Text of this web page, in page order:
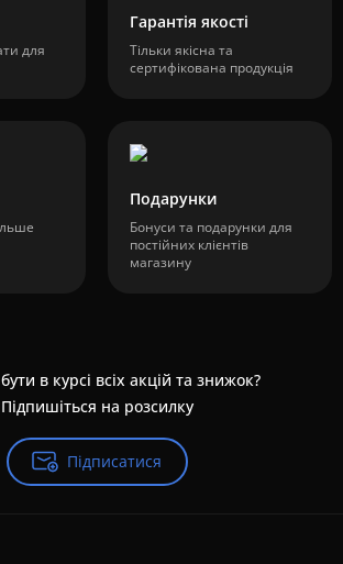
для
Гарантія якості
Тільки якісна та
сертифікована продукція
Подарунки
Бонуси та подарунки для
постійних клієнтів
магазину
в курсі всіх акцій та знижок?
Підпишіться на розсилку
Підписатися